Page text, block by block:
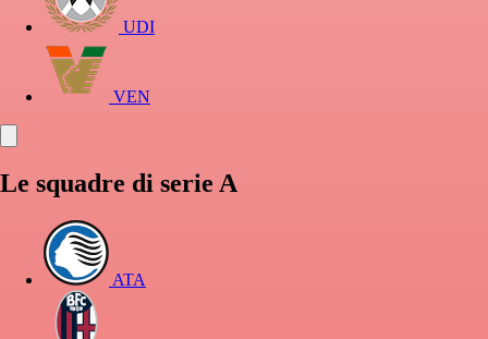
UDI
VEN
Le squadre di serie A
ATA